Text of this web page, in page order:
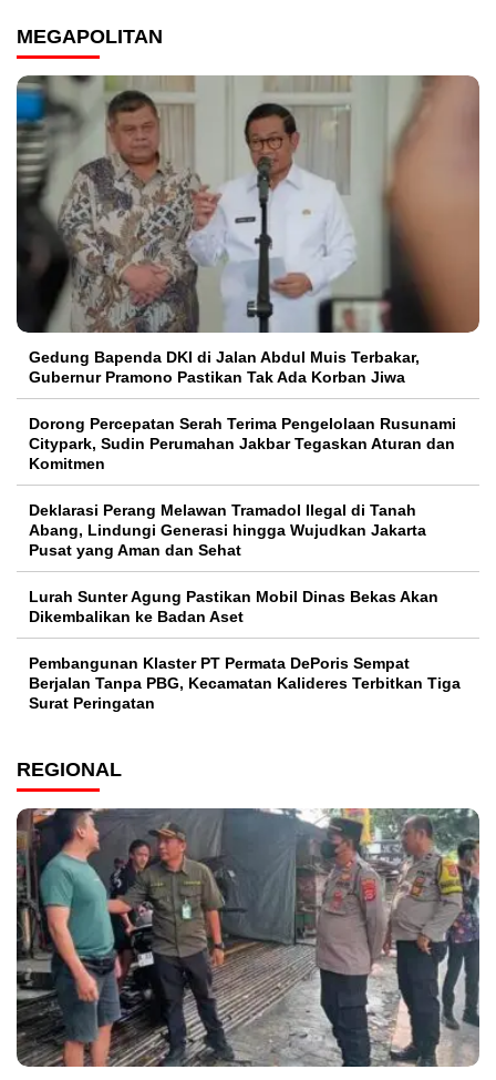
MEGAPOLITAN
Gedung Bapenda DKI di Jalan Abdul Muis Terbakar,
Gubernur Pramono Pastikan Tak Ada Korban Jiwa
Dorong Percepatan Serah Terima Pengelolaan Rusunami
Citypark, Sudin Perumahan Jakbar Tegaskan Aturan dan
Komitmen
Deklarasi Perang Melawan Tramadol Ilegal di Tanah
Abang, Lindungi Generasi hingga Wujudkan Jakarta
Pusat yang Aman dan Sehat
Lurah Sunter Agung Pastikan Mobil Dinas Bekas Akan
Dikembalikan ke Badan Aset
Pembangunan Klaster PT Permata DePoris Sempat
Berjalan Tanpa PBG, Kecamatan Kalideres Terbitkan Tiga
Surat Peringatan
REGIONAL